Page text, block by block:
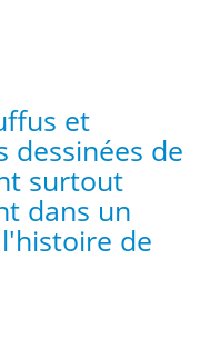
et
dessinées de
surtout
dans un
de